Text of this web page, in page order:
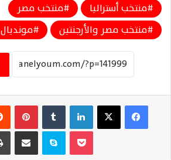
منتخب أستراليا
منتخب مصر
منتخب مصر والأرجنتين
مونديال 2026
فيسبوك ‫X لينكدإن بينتيريست
سكايب مشاركة عبر البريد